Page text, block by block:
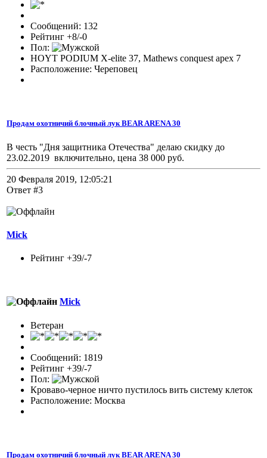
Сообщений: 132
Рейтинг +8/-0
Пол:
HOYT PODIUM X-elite 37, Mathews conquest apex 7
Расположение: Череповец
Продам охотничий блочный лук BEAR ARENA 30
В честь "Дня защитника Отечества" делаю скидку до
23.02.2019 включительно, цена 38 000 руб.
20 Февраля 2019, 12:05:21
Ответ #3
Mick
Рейтинг +39/-7
Mick
Ветеран
Сообщений: 1819
Рейтинг +39/-7
Пол:
Кроваво-черное ничто пустилось вить систему клеток
Расположение: Москва
Продам охотничий блочный лук BEAR ARENA 30